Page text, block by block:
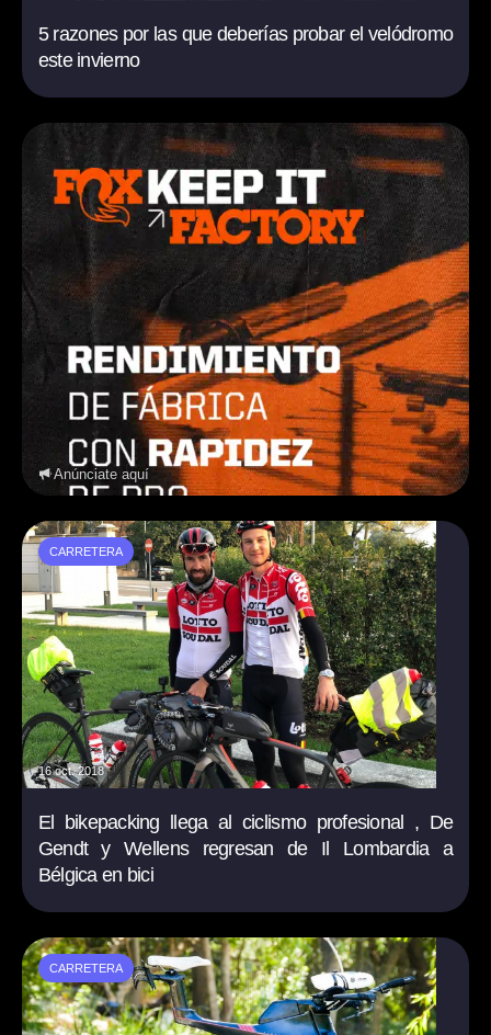
5 razones por las que deberías probar el velódromo
este invierno
Anúnciate aquí
CARRETERA
16 oct. 2018
El bikepacking llega al ciclismo profesional , De
Gendt y Wellens regresan de Il Lombardia a
Bélgica en bici
CARRETERA